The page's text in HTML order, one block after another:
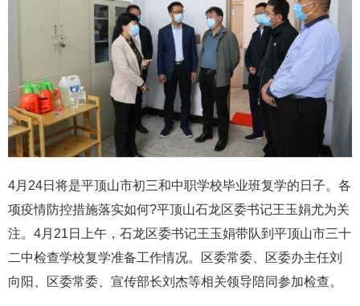
4月24日将是平顶山市初三和中职学校毕业班复学的日子。各
项疫情防控措施落实如何?平顶山石龙区委书记王玉娟尤为关
注。4月21日上午，石龙区委书记王玉娟带队到平顶山市三十
二中检查学校复学准备工作情况。区委常委、区委办主任刘
向阳、区委常委、宣传部长刘杰等相关领导陪同参加检查。